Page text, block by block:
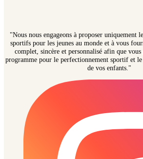
"Nous nous engageons à proposer uniquement
sportifs pour les jeunes au monde et à vous
complet, sincère et personnalisé afin que
programme pour le perfectionnement sportif et
de vos enfants."